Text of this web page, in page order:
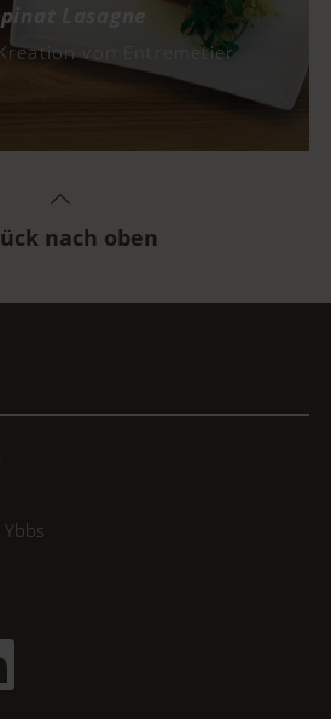
Lasagne
von Entremetier
nach oben